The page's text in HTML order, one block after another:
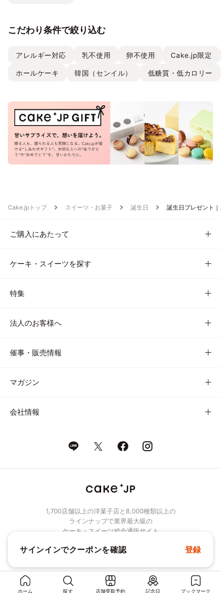
ホーム 探す 店舗受取予約 記念日 ブックマーク
こだわり条件で絞り込む
アレルギー対応 乳不使用 卵不使用 Cake.jp限定
ホールケーキ 韓国（センイル） 低糖質・低カロリー
Cake.jpトップ スイーツ・お菓子 誕生日 誕生日プレゼント
ご購入にあたって
ケーキ・スイーツを探す
特集
法人のお客様へ
催事・販売情報
マガジン
会社情報
1,700店舗以上の洋菓子店と8,000種類以上の
ラインナップで業界最大級の
ケーキ・スイーツ総合通販サイト
© Cake.jp Co., Ltd.
サインインでクーポンを確認 登録